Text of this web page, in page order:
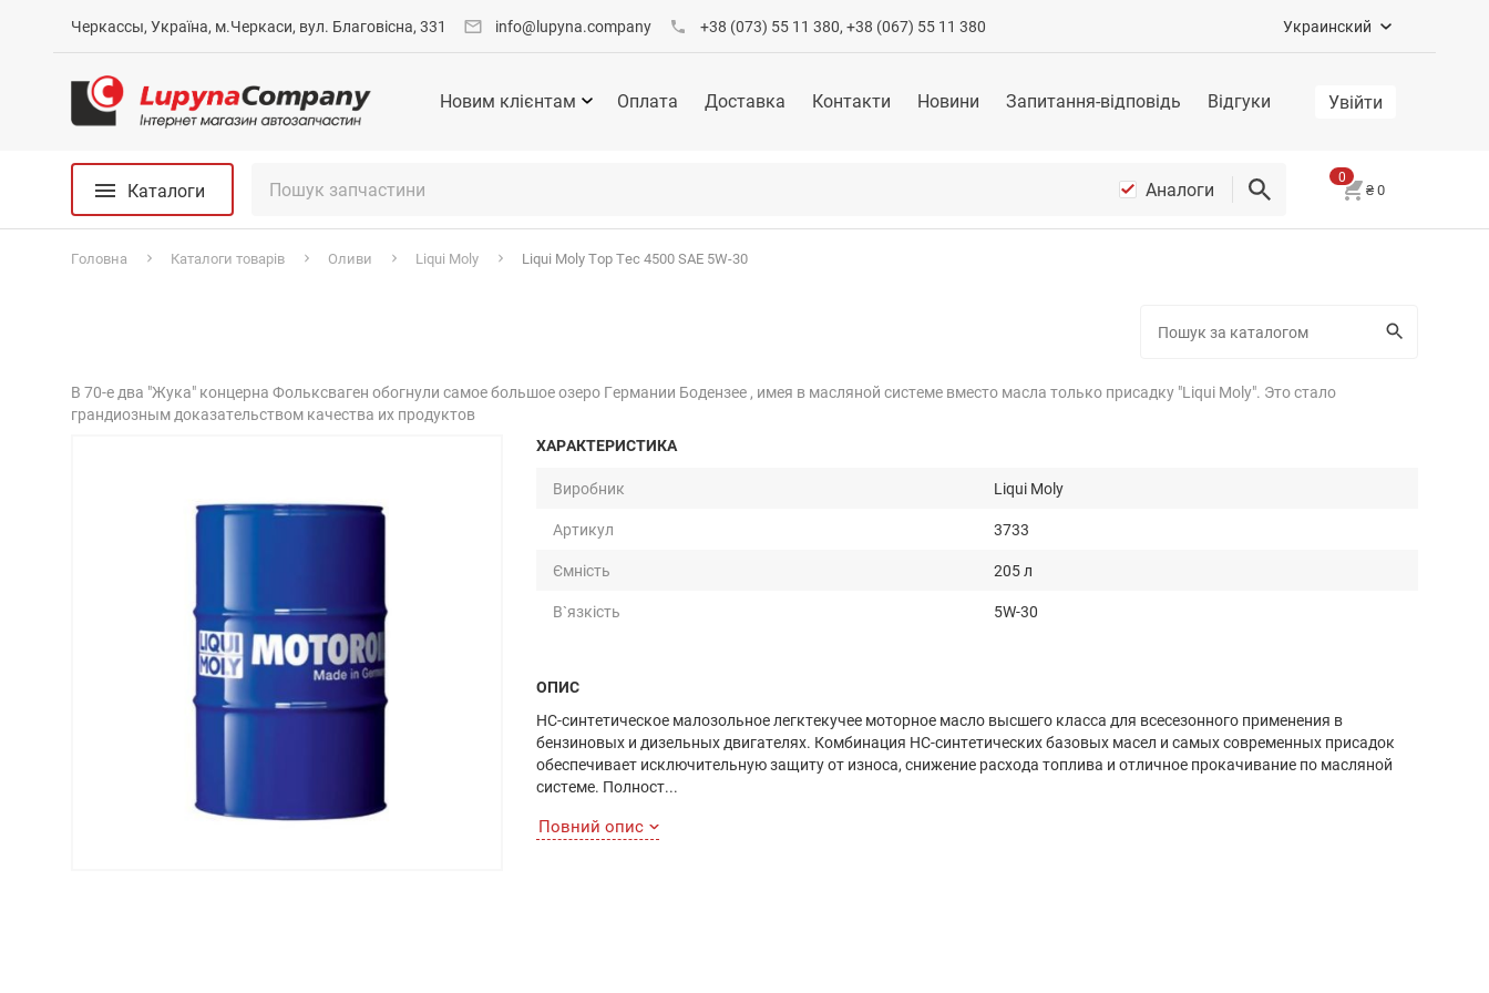
Черкассы, Україна, м.Черкаси, вул. Благовісна, 331 info@lupyna.company +38 (073) 55 11 380, +38 (067) 55 11 380 Украинский
Новим клієнтам Оплата Доставка Контакти Новини Запитання-відповідь Відгуки Увійти
Каталоги Аналоги ₴0
0
Головна Каталоги товарів Оливи Liqui Moly Liqui Moly Top Tec 4500 SAE 5W-30
В 70-е два "Жука" концерна Фольксваген обогнули самое большое озеро Германии Бодензее , имея в масляной системе вместо масла только присадку "Liqui Moly". Это стало
грандиозным доказательством качества их продуктов
ХАРАКТЕРИСТИКА
Виробник
Liqui Moly
Артикул
3733
Ємність
205 л
В`язкість
5W-30
ОПИС
НС-синтетическое малозольное легктекучее моторное масло высшего класса для всесезонного применения в
бензиновых и дизельных двигателях. Комбинация НС-синтетических базовых масел и самых современных присадок
обеспечивает исключительную защиту от износа, снижение расхода топлива и отличное прокачивание по масляной
системе. Полност...
Повний опис